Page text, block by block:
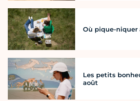
Où pique-niquer
Les petits
août